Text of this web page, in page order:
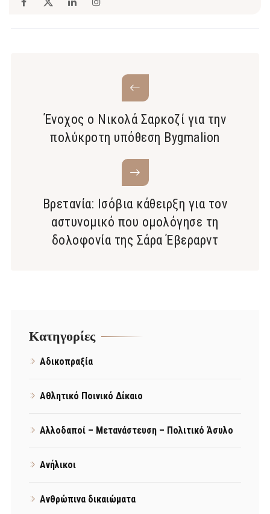
Ένοχος ο Νικολά Σαρκοζί για την
πολύκροτη υπόθεση Bygmalion
Βρετανία: Ισόβια κάθειρξη για τον
αστυνομικό που ομολόγησε τη
δολοφονία της Σάρα Έβεραρντ
Kατηγορίες
Αδικοπραξία
Αθλητικό Ποινικό Δίκαιο
Αλλοδαποί – Μετανάστευση – Πολιτικό Άσυλο
Ανήλικοι
Ανθρώπινα δικαιώματα